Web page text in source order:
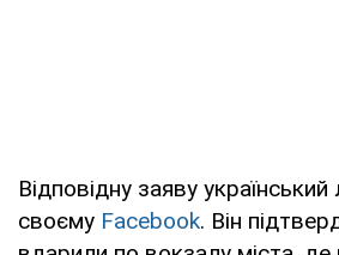
Відповідну заяву
своєму Facebook. Він